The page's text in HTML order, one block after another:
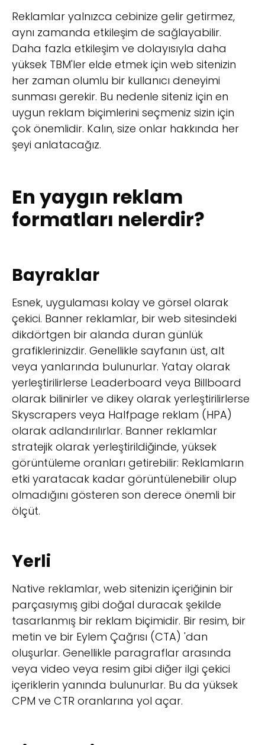
Reklamlar yalnızca cebinize gelir getirmez,
aynı zamanda etkileşim de sağlayabilir.
Daha fazla etkileşim ve dolayısıyla daha
yüksek TBM'ler elde etmek için web sitenizin
her zaman olumlu bir kullanıcı deneyimi
sunması gerekir. Bu nedenle siteniz için en
uygun reklam biçimlerini seçmeniz sizin için
çok önemlidir. Kalın, size onlar hakkında her
şeyi anlatacağız.
En yaygın reklam
formatları nelerdir?
Bayraklar
Esnek, uygulaması kolay ve görsel olarak
çekici. Banner reklamlar, bir web sitesindeki
dikdörtgen bir alanda duran günlük
grafiklerinizdir. Genellikle sayfanın üst, alt
veya yanlarında bulunurlar. Yatay olarak
yerleştirilirlerse Leaderboard veya Billboard
olarak bilinirler ve dikey olarak yerleştirilirlerse
Skyscrapers veya Halfpage reklam (HPA)
olarak adlandırılırlar. Banner reklamlar
stratejik olarak yerleştirildiğinde, yüksek
görüntüleme oranları getirebilir: Reklamların
etki yaratacak kadar görüntülenebilir olup
olmadığını gösteren son derece önemli bir
ölçüt.
Yerli
Native reklamlar, web sitenizin içeriğinin bir
parçasıymış gibi doğal duracak şekilde
tasarlanmış bir reklam biçimidir. Bir resim, bir
metin ve bir Eylem Çağrısı (CTA) 'dan
oluşurlar. Genellikle paragraflar arasında
veya video veya resim gibi diğer ilgi çekici
içeriklerin yanında bulunurlar. Bu da yüksek
CPM ve CTR oranlarına yol açar.